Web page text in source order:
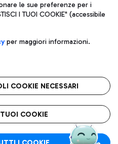
con il servizio di taxi a
pausa gustosa in aeroporto
vers.
1 - 00054 Fiumicino (RM)
Note legali
FCO
stellato
le sue preferenze per i
I TUOI COOKIE" (accessibile
per maggiori informazioni.
COOKIE NECESSARI
COOKIE